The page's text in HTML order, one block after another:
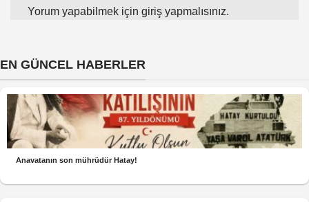
Yorum yapabilmek için giriş yapmalısınız.
EN GÜNCEL HABERLER
Anavatanın son mührüdür Hatay!